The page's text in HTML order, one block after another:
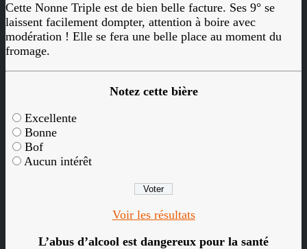
Cette Nonne Triple est de bien belle facture. Ses 9° se
laissent facilement dompter, attention à boire avec
modération ! Elle se fera une belle place au moment du
fromage.
Notez cette bière
Excellente
Bonne
Bof
Aucun intérêt
Voir les résultats
L’abus d’alcool est dangereux pour la santé